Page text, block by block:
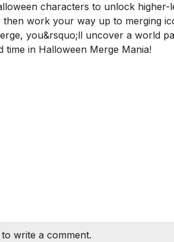
characters to unlock higher-
work your way up to merging
you&rsquo;ll uncover a world
time in Halloween Merge Mania!
write a comment.